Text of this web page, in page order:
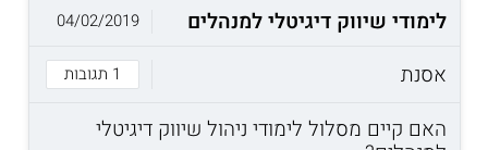
לימודי שיווק דיגיטלי למנהלים
אסנת
1 תגובות
04/02/2019
האם קיים מסלול לימודי ניהול שיווק דיגיטלי